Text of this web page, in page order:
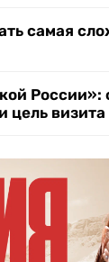
самая
России»:
цель